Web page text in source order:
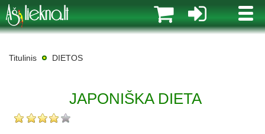
MENIU
Titulinis DIETOS
JAPONIŠKA DIETA